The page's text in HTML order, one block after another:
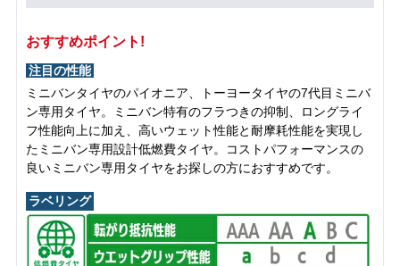
おすすめポイント!
注目の性能
ミニバンタイヤのパイオニア、トーヨータイヤの7代目ミニバ
ン専用タイヤ。ミニバン特有のフラつきの抑制、ロングライ
フ性能向上に加え、高いウェット性能と耐摩耗性能を実現し
たミニバン専用設計低燃費タイヤ。コストパフォーマンスの
良いミニバン専用タイヤをお探しの方におすすめです。
ラベリング